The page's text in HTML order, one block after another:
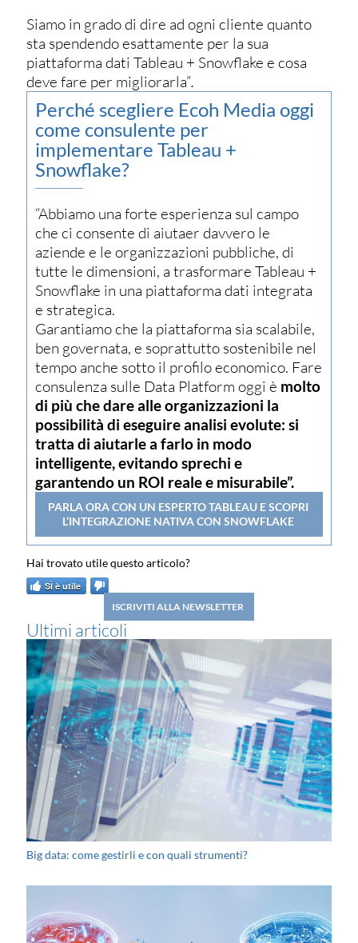
Siamo in grado di dire ad ogni cliente quanto
sta spendendo esattamente per la sua
piattaforma dati Tableau + Snowflake e cosa
deve fare per migliorarla”.
Perché scegliere Ecoh Media oggi
come consulente per
implementare Tableau +
Snowflake?
“Abbiamo una forte esperienza sul campo
che ci consente di aiutaer davvero le
aziende e le organizzazioni pubbliche, di
tutte le dimensioni, a trasformare Tableau +
Snowflake in una piattaforma dati integrata
e strategica.
Garantiamo che la piattaforma sia scalabile,
ben governata, e soprattutto sostenibile nel
tempo anche sotto il profilo economico. Fare
consulenza sulle Data Platform oggi è molto
di più che dare alle organizzazioni la
possibilità di eseguire analisi evolute: si
tratta di aiutarle a farlo in modo
intelligente, evitando sprechi e
garantendo un ROI reale e misurabile”.
PARLA ORA CON UN ESPERTO TABLEAU E SCOPRI
L’INTEGRAZIONE NATIVA CON SNOWFLAKE
SÌ è utile
ISCRIVITI ALLA NEWSLETTER
Ultimi articoli
Big data: come gestirli e con quali strumenti?